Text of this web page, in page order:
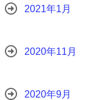
2021年1月
2020年11月
2020年9月